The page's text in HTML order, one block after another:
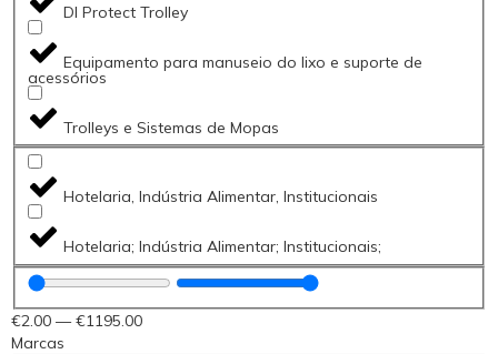
DI Protect Trolley
Equipamento para manuseio do lixo e suporte de
acessórios
Trolleys e Sistemas de Mopas
Hotelaria, Indústria Alimentar, Institucionais
Hotelaria; Indústria Alimentar; Institucionais;
€2 .00 —€1195 .00
Marcas